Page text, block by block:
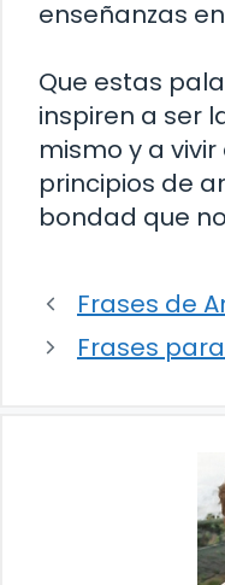
enseñanzas
Que estas
inspiren a ser
mismo y a
principios de
bondad que
Frases de
Frases